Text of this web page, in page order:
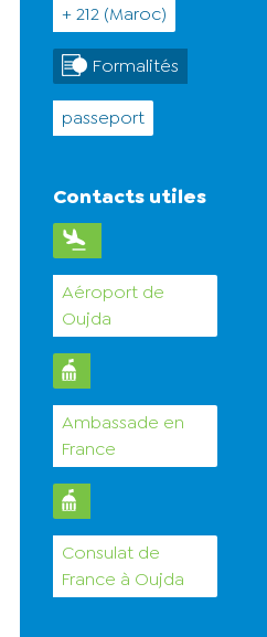
+ 212 (Maroc)
Formalités
passeport
Contacts utiles
Aéroport de
Oujda
Ambassade en
France
Consulat de
France à Oujda